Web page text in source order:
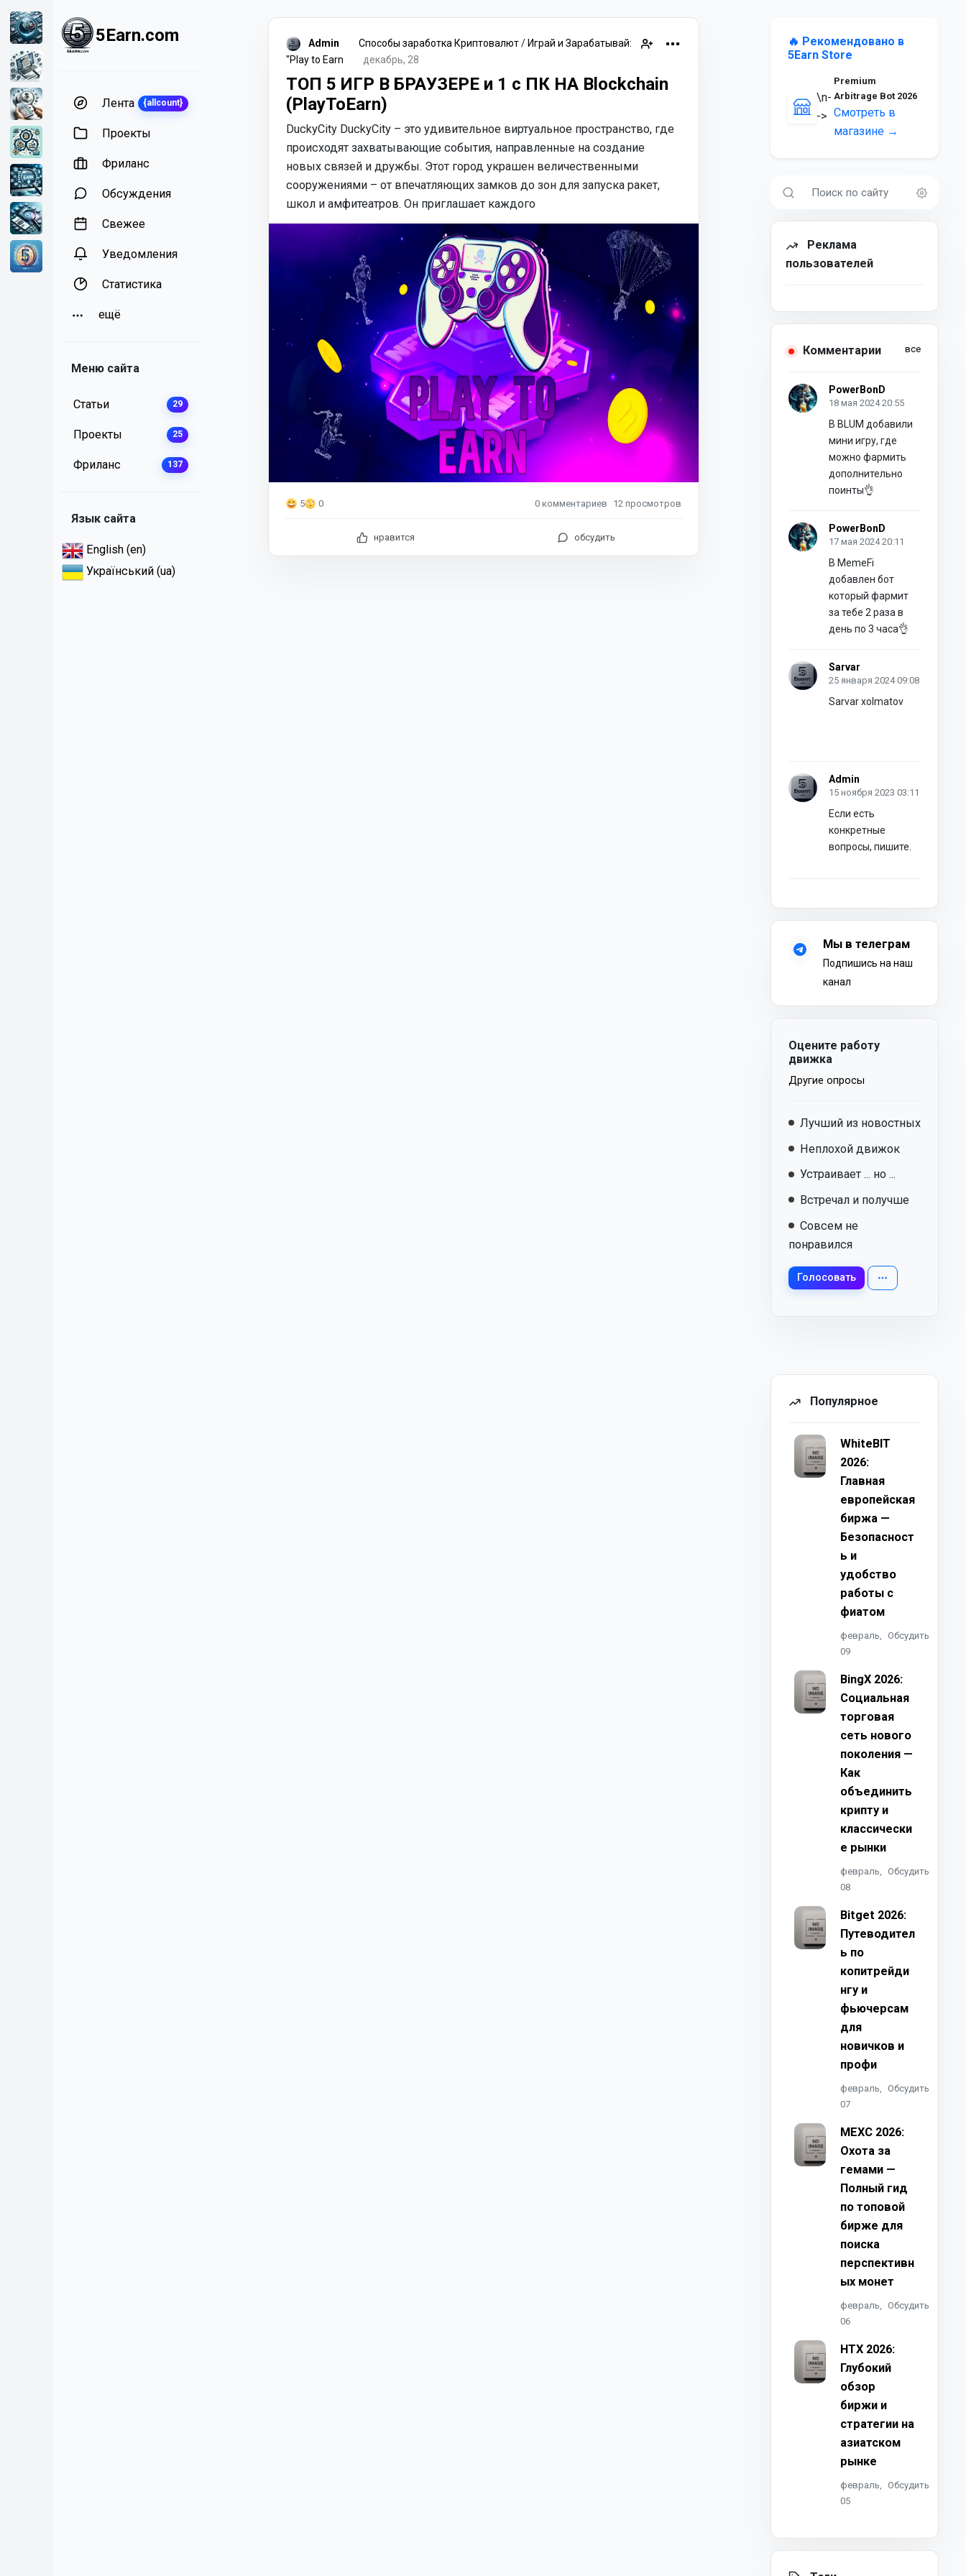
5Earn.com
Лента {allcount}
Проекты
Фриланс
Обсуждения
Свежее
Уведомления
Статистика
ещё
Меню сайта
Статьи 29
Проекты 25
Фриланс 137
Язык сайта
English (en)
Український (ua)
Admin Способы заработка Криптовалют/ Играй и Зарабатывай:
"Play to Earn
декабрь, 28
ТОП 5 ИГР В БРАУЗЕРЕ и 1 с ПК НА Blockchain
(PlayToEarn)
DuckyCity DuckyCity – это удивительное виртуальное пространство, где
происходят захватывающие события, направленные на создание
новых связей и дружбы. Этот город украшен величественными
сооружениями – от впечатляющих замков до зон для запуска ракет,
школ и амфитеатров. Он приглашает каждого
5 0 0 комментариев 12 просмотров
нравится обсудить
🔥 Рекомендовано в
5Earn Store
\n-
->
Premium
Arbitrage Bot 2026
Смотреть в
магазине →
Реклама
пользователей
Комментарии все
PowerBonD
18 мая 2024 20:55
В BLUM добавили
мини игру, где
можно фармить
дополнительно
поинты👌
PowerBonD
17 мая 2024 20:11
В MemeFi
добавлен бот
который фармит
за тебе 2 раза в
день по 3 часа👌
Sarvar
25 января 2024 09:08
Sarvar xolmatov
Admin
15 ноября 2023 03:11
Если есть
конкретные
вопросы, пишите.
Мы в телеграм
Подпишись на наш
канал
Оцените работу
движка
Другие опросы
Лучший из новостных
Неплохой движок
Устраивает ... но ...
Встречал и получше
Совсем не
понравился
Голосовать
Популярное
WhiteBIT
2026:
Главная
европейская
биржа —
Безопасност
ь и
удобство
работы с
фиатом
февраль,
09
Обсудить
BingX 2026:
Социальная
торговая
сеть нового
поколения —
Как
объединить
крипту и
классически
е рынки
февраль,
08
Обсудить
Bitget 2026:
Путеводител
ь по
копитрейди
нгу и
фьючерсам
для
новичков и
профи
февраль,
07
Обсудить
MEXC 2026:
Охота за
гемами —
Полный гид
по топовой
бирже для
поиска
перспективн
ых монет
февраль,
06
Обсудить
HTX 2026:
Глубокий
обзор
биржи и
стратегии на
азиатском
рынке
февраль,
05
Обсудить